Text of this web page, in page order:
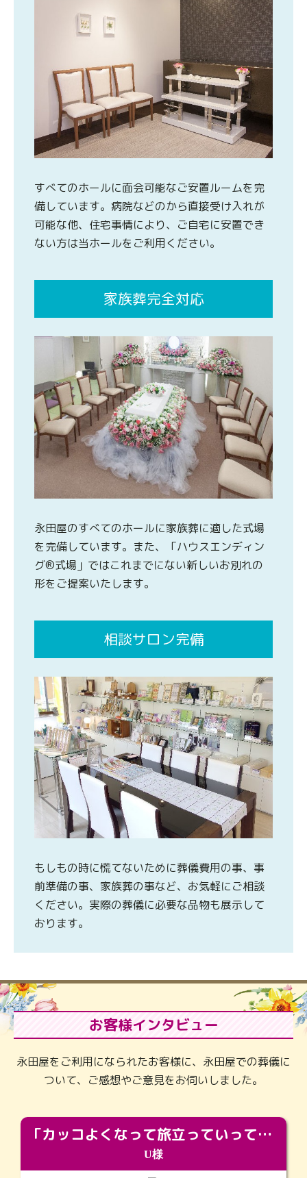
すべてのホールに面会可能なご安置ルームを完
備しています。病院などのから直接受け入れが
可能な他、住宅事情により、ご自宅に安置でき
ない方は当ホールをご利用ください。
家族葬完全対応
永田屋のすべてのホールに家族葬に適した式場
を完備しています。また、「ハウスエンディン
グ®式場」ではこれまでにない新しいお別れの
形をご提案いたします。
相談サロン完備
もしもの時に慌てないために葬儀費用の事、事
前準備の事、家族葬の事など、お気軽にご相談
ください。実際の葬儀に必要な品物も展示して
おります。
お客様インタビュー
永田屋をご利用になられたお客様に、永田屋での葬儀に
ついて、ご感想やご意見をお伺いしました。
「カッコよくなって旅立っていってくれました（笑）もっとカッコいいって言ってあげればよかったな」
U様